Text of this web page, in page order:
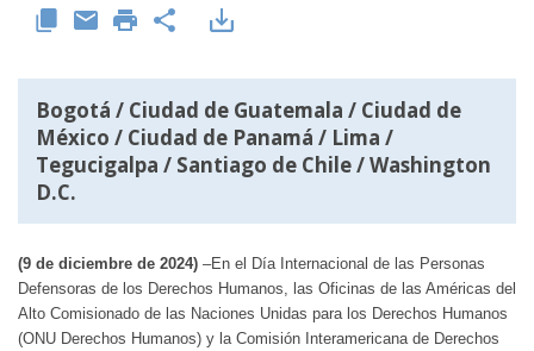
Bogotá / Ciudad de Guatemala / Ciudad de
México / Ciudad de Panamá / Lima /
Tegucigalpa / Santiago de Chile / Washington
D.C.
(9 de diciembre de 2024) –En el Día Internacional de las Personas
Defensoras de los Derechos Humanos, las Oficinas de las Américas del
Alto Comisionado de las Naciones Unidas para los Derechos Humanos
(ONU Derechos Humanos) y la Comisión Interamericana de Derechos